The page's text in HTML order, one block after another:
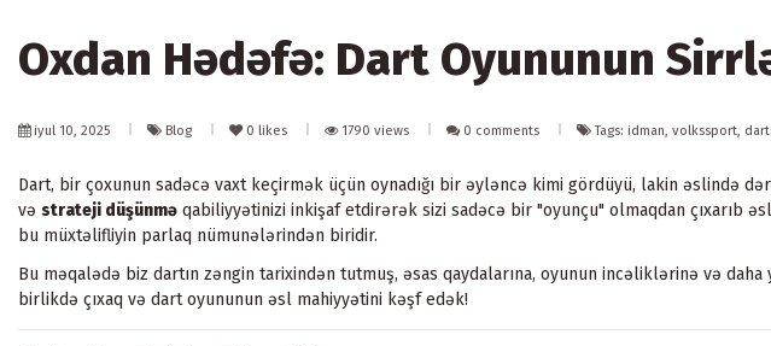
Oxdan Hədəfə: Dart Oyununun
iyul 10, 2025 Blog 0 likes 1790 views 0 comments Tags: idman, volkssport,
Dart, bir çoxunun sadəcə vaxt keçirmək üçün oynadığı bir əyləncə kimi gördüyü, lakin əslində
və strateji düşünmə qabiliyyətinizi inkişaf etdirərək sizi sadəcə bir "oyunçu" olmaqdan çıxarıb
bu müxtəlifliyin parlaq nümunələrindən biridir.
Bu məqalədə biz dartın zəngin tarixindən tutmuş, əsas qaydalarına, oyunun incəliklərinə və
birlikdə çıxaq və dart oyununun əsl mahiyyətini kəşf edək!